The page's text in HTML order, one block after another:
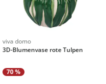
viva domo
3D-Blumenvase rote Tulpen
70 %